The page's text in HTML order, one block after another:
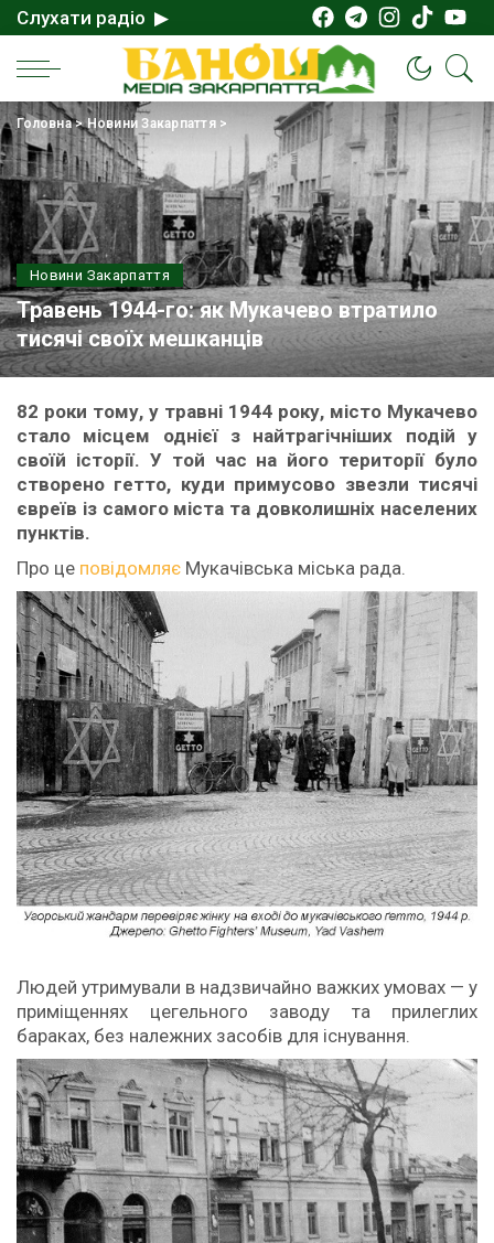
Слухати радіо ▶
Головна>Новини Закарпаття>
Новини Закарпаття
Травень 1944-го: як Мукачево втратило
тисячі своїх мешканців
82 роки тому, у травні 1944 року, місто Мукачево
стало місцем однієї з найтрагічніших подій у
своїй історії. У той час на його території було
створено гетто, куди примусово звезли тисячі
євреїв із самого міста та довколишніх населених
пунктів.
Про це повідомляє Мукачівська міська рада.
Людей утримували в надзвичайно важких умовах — у
приміщеннях цегельного заводу та прилеглих
бараках, без належних засобів для існування.